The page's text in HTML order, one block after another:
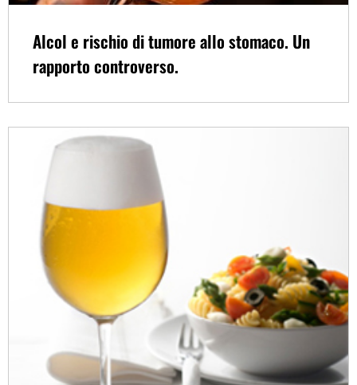
Alcol e rischio di tumore allo stomaco. Un
rapporto controverso.